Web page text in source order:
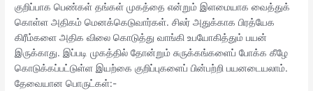
குறிப்பாக பெண்கள் தங்கள் முகத்தை என்றும் இளமையாக வைத்துக்
கொள்ள அதிகம் மெனக்கெடுவார்கள். சிலர் அதுக்காக பிரத்யேக
கிரீம்களை அதிக விலை கொடுத்து வாங்கி உபயோகித்தும் பயன்
இருக்காது. இப்படி முகத்தில் தோன்றும் சுருக்கங்களைப் போக்க கீழே
கொடுக்கப்பட்டுள்ள இயற்கை குறிப்புகளைப் பின்பற்றி பயனடையலாம்.
தேவையான பொருட்கள்:-